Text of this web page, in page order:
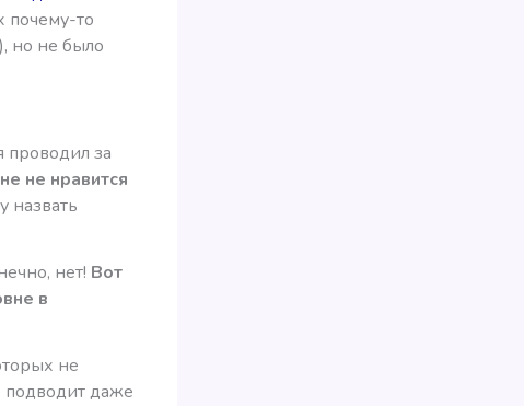
почему-то
но не было
проводил за
не нравится
назвать
нет! Вот
в
не
подводит даже